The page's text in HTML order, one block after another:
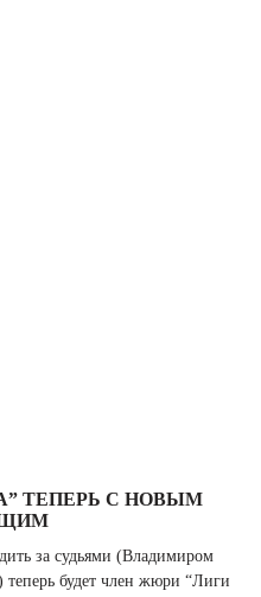
ТЕПЕРЬ С НОВЫМ
за судьями (Владимиром
будет член жюри “Лиги